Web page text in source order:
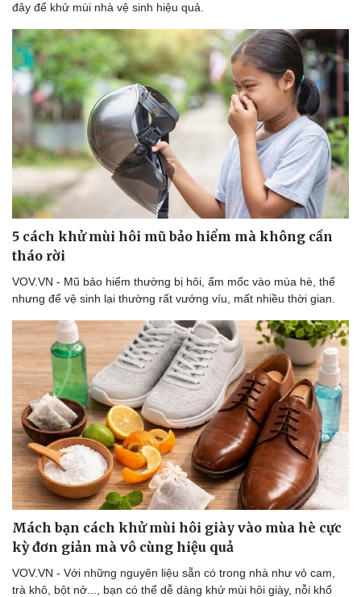
Sức khỏe
Dinh dưỡng - món ngon
Cây thuốc
Sản phụ khoa
Nhi khoa
Nam khoa
Làm đẹp - giảm cân
Phòng mạch online
Ăn sạch sống khỏe
Đời sống
Nhà đẹp
Blog
Tình yêu - Gia đình
đây để khử mùi nhà vệ sinh hiệu quả.
5 cách khử mùi hôi mũ bảo hiểm mà không cần
tháo rời
VOV.VN - Mũ bảo hiểm thường bị hôi, ẩm mốc vào mùa hè, thế
nhưng để vệ sinh lại thường rất vướng víu, mất nhiều thời gian.
Mách bạn cách khử mùi hôi giày vào mùa hè cực
kỳ đơn giản mà vô cùng hiệu quả
VOV.VN - Với những nguyên liệu sẵn có trong nhà như vỏ cam,
trà khô, bột nở..., bạn có thể dễ dàng khử mùi hôi giày, nỗi khổ